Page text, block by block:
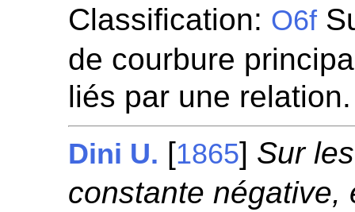
Classification: O6f
de courbure
liés par une
Dini U. [1865] Sur
constante négative,